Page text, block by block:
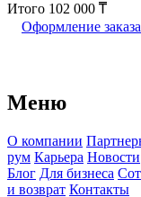
Итого 102 000
Оформление заказа
Меню
О компании
рум Карьера Новости
Блог Для бизнеса
и возврат Контакты